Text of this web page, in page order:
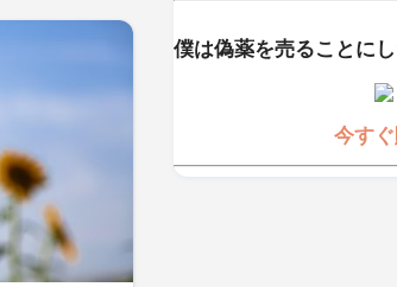
僕は偽薬を売ることに
今す